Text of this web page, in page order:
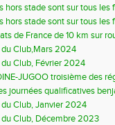
hors stade sont sur tous les
hors stade sont sur tous les
de France de 10 km sur
du Club,Mars 2024
Club, Février 2024
JUGOO troisième des
journées qualificatives
du Club, Janvier 2024
du Club, Décembre 2023